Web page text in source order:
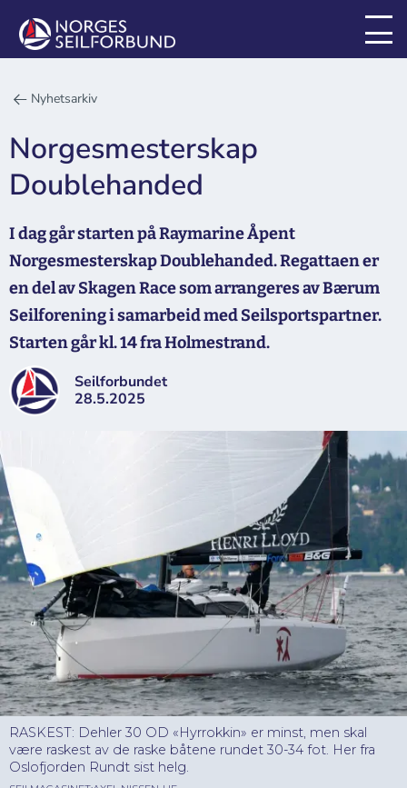
Nyhetsarkiv
Norgesmesterskap
Doublehanded
I dag går starten på Raymarine Åpent
Norgesmesterskap Doublehanded. Regattaen er
en del av Skagen Race som arrangeres av Bærum
Seilforening i samarbeid med Seilsportspartner.
Starten går kl. 14 fra Holmestrand.
Seilforbundet
28.5.2025
RASKEST: Dehler 30 OD «Hyrrokkin» er minst, men skal
være raskest av de raske båtene rundet 30-34 fot. Her fra
Oslofjorden Rundt sist helg.